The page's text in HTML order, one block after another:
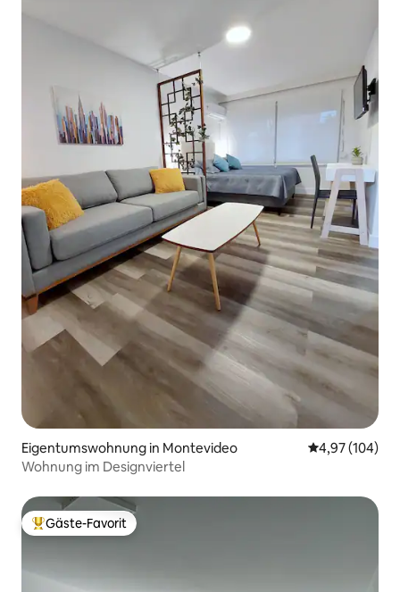
Eigentumswohnung in Montevideo
4,97 (104)
Wohnung im Designviertel
Beliebter Gäste-Favorit.
Gäste-Favorit